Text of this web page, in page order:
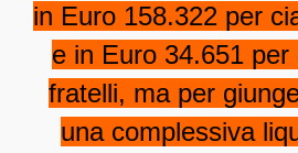
in Euro 158.322 per
e in Euro 34.651 per
fratelli, ma per
una complessiva